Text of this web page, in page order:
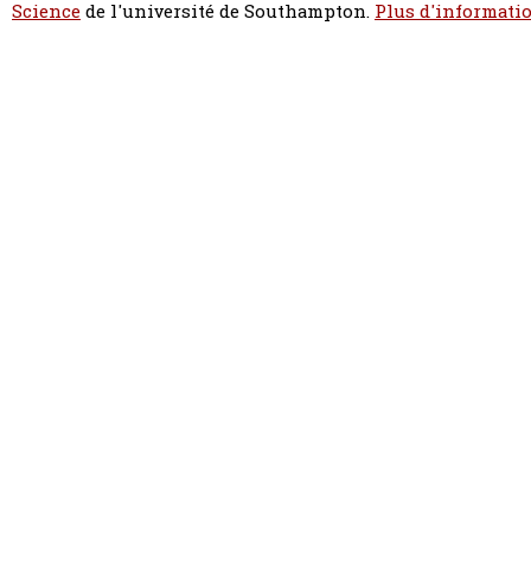
Sciencede l'université de Southampton. Plus